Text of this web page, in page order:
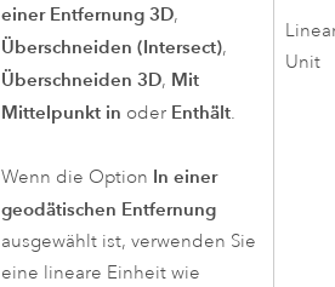
einer Entfernung 3D,
Überschneiden (Intersect),
Überschneiden 3D, Mit
Mittelpunkt in oder Enthält.
Wenn die Option In einer
geodätischen Entfernung
ausgewählt ist, verwenden Sie
eine lineare Einheit wie
Unit